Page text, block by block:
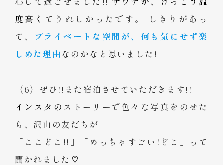
度高く てうれしかったです。 しきりがあっ
て、
プライベートな空間が、何も気にせず楽
しめた理由なのかなと思いました!
（6）ぜひ!!また宿泊させていただきます!!
インスタの ストーリーで色々な写真をのせた
ら、沢山の友だちが
「ここどこ!!」「めっちゃすごい!どこ」って
聞かれました♡